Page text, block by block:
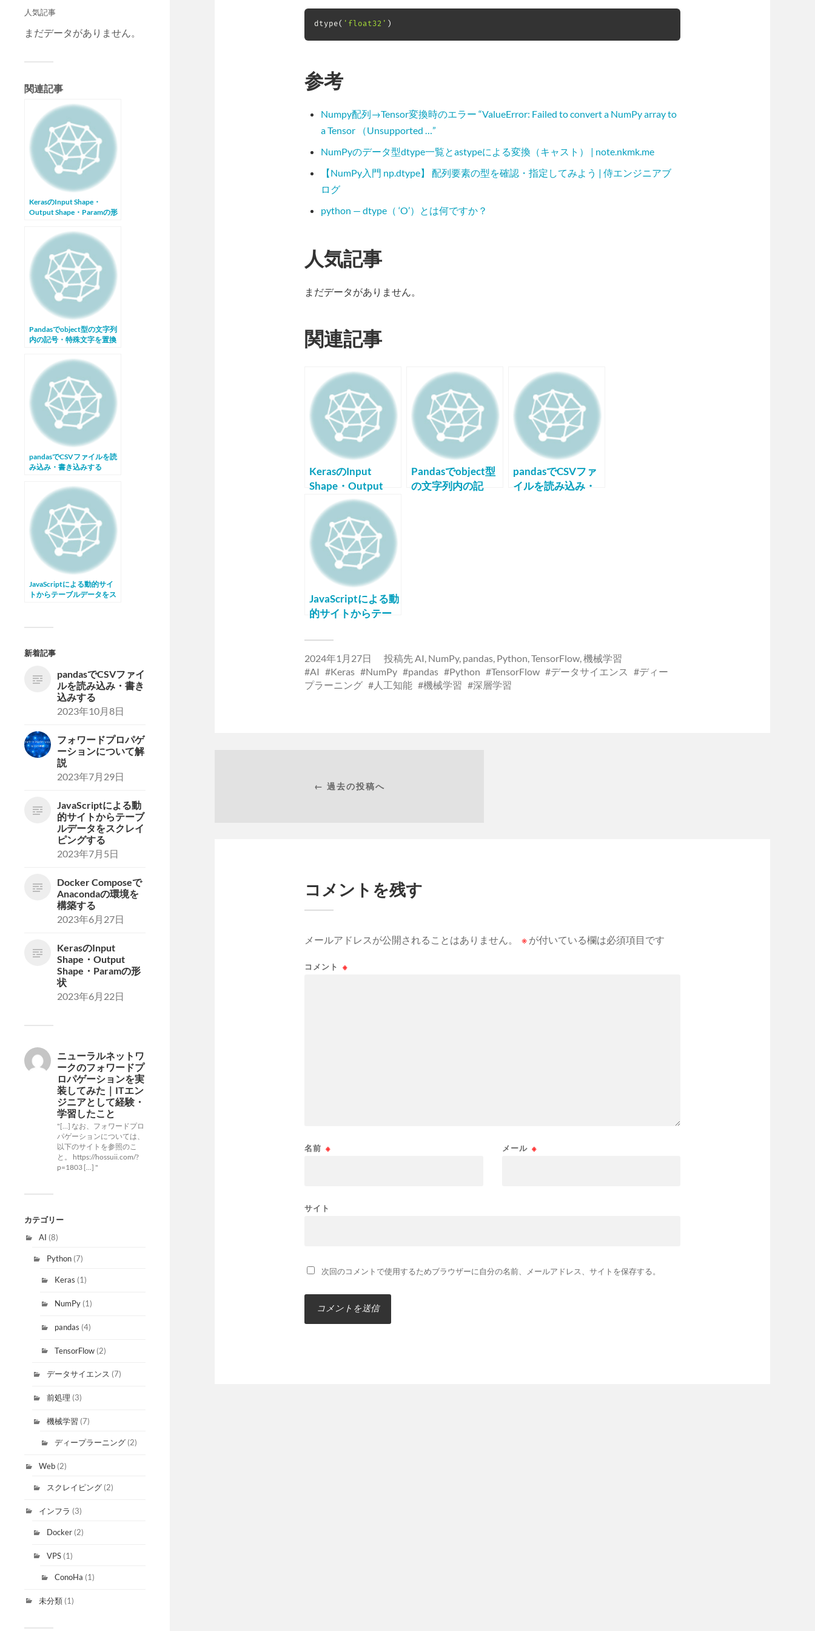
人気記事
まだデータがありません。
関連記事
KerasのInput Shape・
Output Shape・Paramの形
Pandasでobject型の文字列
内の記号・特殊文字を置換
pandasでCSVファイルを読
み込み・書き込みする
JavaScriptによる動的サイ
トからテーブルデータをス
新着記事
pandasでCSVファイ
ルを読み込み・書き
込みする
2023年10月8日
フォワードプロパゲ
ーションについて解
説
2023年7月29日
JavaScriptによる動
的サイトからテーブ
ルデータをスクレイ
ピングする
2023年7月5日
Docker Composeで
Anacondaの環境を
構築する
2023年6月27日
KerasのInput
Shape・Output
Shape・Paramの形
状
2023年6月22日
ニューラルネットワ
ークのフォワードプ
ロパゲーションを実
装してみた｜ITエン
ジニアとして経験・
学習したこと
"[…] なお、フォワードプロ
パゲーションについては、
以下のサイトを参照のこ
と。 https://hossuii.com/?
p=1803 […] "
カテゴリー
AI (8)
Python(7)
Keras (1)
NumPy(1)
pandas (4)
TensorFlow(2)
データサイエンス (7)
前処理 (3)
機械学習 (7)
ディープラーニング(2)
Web (2)
スクレイピング(2)
インフラ (3)
Docker(2)
VPS(1)
ConoHa (1)
未分類 (1)
dtype( 'float32' )
参考
Numpy配列→Tensor変換時のエラー “ValueError: Failed to convert a NumPy array to
a Tensor （Unsupported …”
NumPyのデータ型dtype一覧とastypeによる変換（キャスト） | note.nkmk.me
【NumPy入門 np.dtype】 配列要素の型を確認・指定してみよう | 侍エンジニアブ
ログ
python — dtype（ ‘O’）とは何ですか？
人気記事
まだデータがありません。
関連記事
KerasのInput
Shape・Output
Shape・Paramの形
状
Pandasでobject型
の文字列内の記
pandasでCSVファ
イルを読み込み・
JavaScriptによる動
的サイトからテー
レイピングする
2024年1月27日 投稿先 AI NumPy, pandas Python TensorFlow 機械学習
AI
Keras NumPy pandas Python TensorFlow データサイエンス
ディー
プラーニング
人工知能 機械学習 深層学習
← 過去の投稿へ
コメントを残す
メールアドレスが公開されることはありません。 ※ が付いている欄は必須項目です
コメント ※
名前 ※ メール ※
サイト
次回のコメントで使用するためブラウザーに自分の名前、メールアドレス、サイトを保存する。